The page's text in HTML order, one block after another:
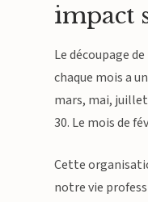
impact
Le découpage
chaque mois a
mars, mai,
30. Le mois de
Cette
notre vie